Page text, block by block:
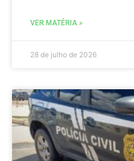
VER MATÉRIA »
28 de julho de 2026